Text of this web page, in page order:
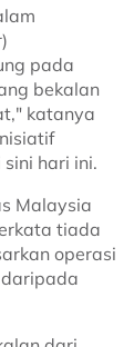
pada
bekalan
katanya
sini hari ini.
Malaysia
tiada
operasi